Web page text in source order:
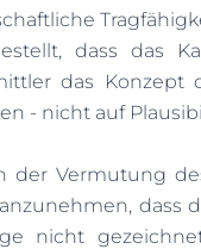
dass das
das Konzept
- nicht auf
der Vermutung
dass
nicht